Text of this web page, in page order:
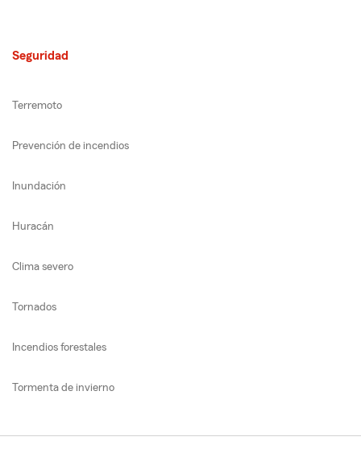
Seguridad
Terremoto
Prevención de incendios
Inundación
Huracán
Clima severo
Tornados
Incendios forestales
Tormenta de invierno